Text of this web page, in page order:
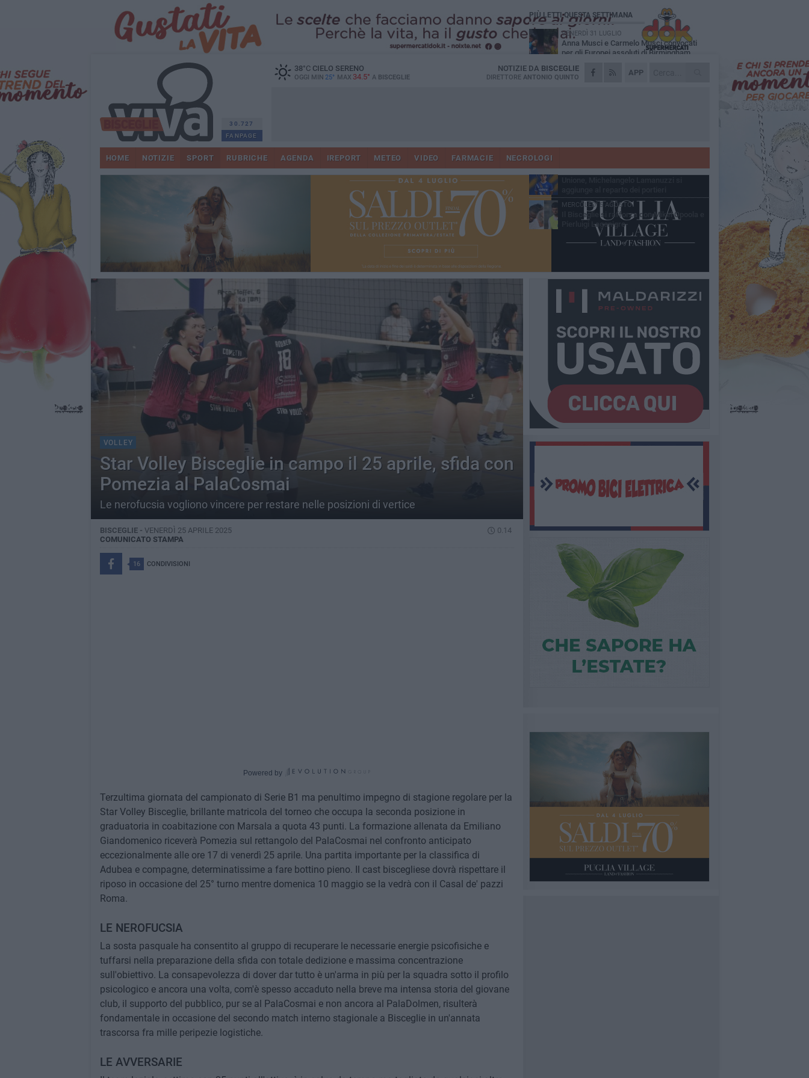
30.727
FANPAGE
38°CCIELO SERENO
OGGI MIN 25° MAX 34.5° A BISCEGLIE
APP
NOTIZIE DA BISCEGLIE
DIRETTORE ANTONIO QUINTO
HOME NOTIZIE SPORT RUBRICHE AGENDA IREPORT METEO VIDEO FARMACIE NECROLOGI
VOLLEY
Star Volley Bisceglie in campo il 25 aprile, sfida con
Pomezia al PalaCosmai
Le nerofucsia vogliono vincere per restare nelle posizioni di vertice
BISCEGLIE - VENERDÌ 25 APRILE 2025
0.14
COMUNICATO STAMPA
16 CONDIVISIONI
Powered by
Terzultima giornata del campionato di Serie B1 ma penultimo impegno di stagione regolare per la
Star Volley Bisceglie, brillante matricola del torneo che occupa la seconda posizione in
graduatoria in coabitazione con Marsala a quota 43 punti. La formazione allenata da Emiliano
Giandomenico riceverà Pomezia sul rettangolo del PalaCosmai nel confronto anticipato
eccezionalmente alle ore 17 di venerdì 25 aprile. Una partita importante per la classifica di
Adubea e compagne, determinatissime a fare bottino pieno. Il cast biscegliese dovrà rispettare il
riposo in occasione del 25° turno mentre domenica 10 maggio se la vedrà con il Casal de' pazzi
Roma.
LE NEROFUCSIA
La sosta pasquale ha consentito al gruppo di recuperare le necessarie energie psicofisiche e
tuffarsi nella preparazione della sfida con totale dedizione e massima concentrazione
sull'obiettivo. La consapevolezza di dover dar tutto è un'arma in più per la squadra sotto il profilo
psicologico e ancora una volta, com'è spesso accaduto nella breve ma intensa storia del giovane
club, il supporto del pubblico, pur se al PalaCosmai e non ancora al PalaDolmen, risulterà
fondamentale in occasione del secondo match interno stagionale a Bisceglie in un'annata
trascorsa fra mille peripezie logistiche.
LE AVVERSARIE
PIÙ LETTI QUESTA SETTIMANA
VENERDÌ 31 LUGLIO
Anna Musci e Carmelo Musci convocati
per gli Europei assoluti di Birmingham
LUNEDÌ 3 AGOSTO
Simone Franceschi, una solida certezza
Unione, in difesa arriva Francesco Lorusso
SABATO 1 AGOSTO
MERCOLEDÌ 5 AGOSTO
Il Bisceglie si rafforza con Mikel Opoola e
Pierluigi Lagonigro